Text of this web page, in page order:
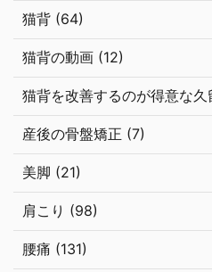
猫背 (64)
猫背の動画 (12)
猫背を改善するのが得意な
産後の骨盤矯正 (7)
美脚 (21)
肩こり (98)
腰痛 (131)